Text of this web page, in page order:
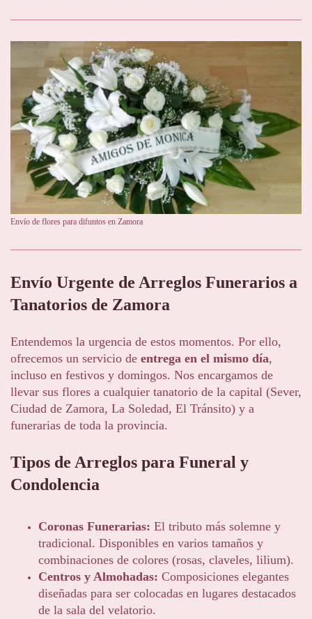
Envío de flores para difuntos en Zamora
Envío Urgente de Arreglos Funerarios a
Tanatorios de Zamora
Entendemos la urgencia de estos momentos. Por ello,
ofrecemos un servicio de entrega en el mismo día,
incluso en festivos y domingos. Nos encargamos de
llevar sus flores a cualquier tanatorio de la capital (Sever,
Ciudad de Zamora, La Soledad, El Tránsito) y a
funerarias de toda la provincia.
Tipos de Arreglos para Funeral y
Condolencia
Coronas Funerarias: El tributo más solemne y
tradicional. Disponibles en varios tamaños y
combinaciones de colores (rosas, claveles, lilium).
Centros y Almohadas: Composiciones elegantes
diseñadas para ser colocadas en lugares destacados
de la sala del velatorio.